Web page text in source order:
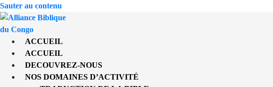
Sauter au contenu
ACCUEIL
ACCUEIL
DECOUVREZ-NOUS
NOS DOMAINES D’ACTIVITÉ